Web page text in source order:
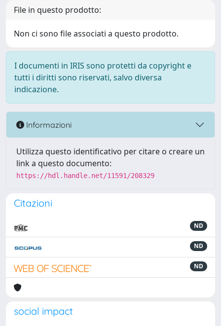
File in questo prodotto:
Non ci sono file associati a questo prodotto.
I documenti in IRIS sono protetti da copyright e
tutti i diritti sono riservati, salvo diversa
indicazione.
Informazioni
Utilizza questo identificativo per citare o creare un
link a questo documento:
https://hdl.handle.net/11591/208329
Citazioni
ND
ND
ND
social impact